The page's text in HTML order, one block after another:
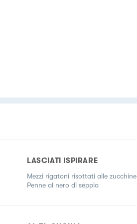
LASCIATI ISPIRARE
Mezzi rigatoni risottati alle zucchine
Penne al nero di seppia